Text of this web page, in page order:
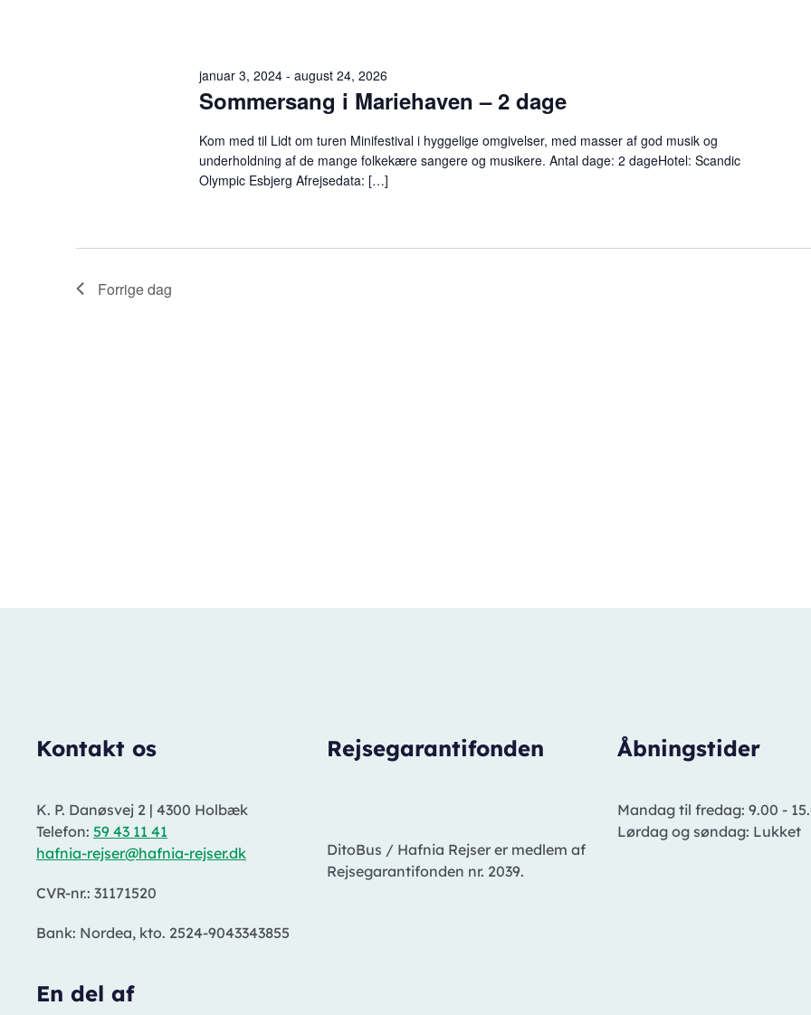
Sommersang i Mariehaven – 2 dage
januar 3, 2024- august 24, 2026
Kom med til Lidt om turen Minifestival i hyggelige omgivelser, med masser af god musik og
underholdning af de mange folkekære sangere og musikere. Antal dage: 2 dageHotel: Scandic
Olympic Esbjerg Afrejsedata: […]
Forrige dag
Kontakt os
K. P. Danøsvej 2 | 4300 Holbæk
Telefon: 59 43 11 41
hafnia-rejser@hafnia-rejser.dk
CVR-nr.: 31171520
Bank: Nordea, kto. 2524-9043343855
En del af
Rejsegarantifonden
DitoBus / Hafnia Rejser er medlem af
Rejsegarantifonden nr. 2039.
Åbningstider
Mandag til fredag: 9.00 -
Lørdag og søndag: Lukket